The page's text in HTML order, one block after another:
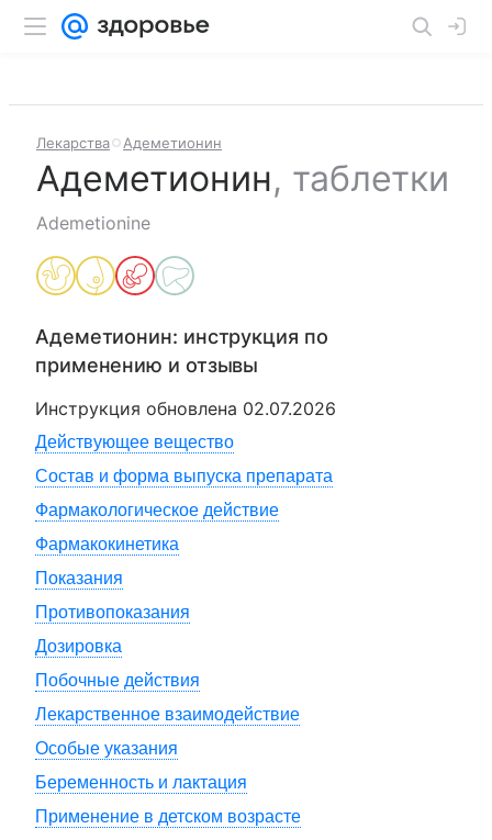
Лекарства Адеметионин
Адеметионин, таблетки
Ademetionine
Адеметионин: инструкция по
применению и отзывы
Инструкция обновлена 02.07.2026
Действующее вещество
Состав и форма выпуска препарата
Фармакологическое действие
Фармакокинетика
Показания
Противопоказания
Дозировка
Побочные действия
Лекарственное взаимодействие
Особые указания
Беременность и лактация
Применение в детском возрасте